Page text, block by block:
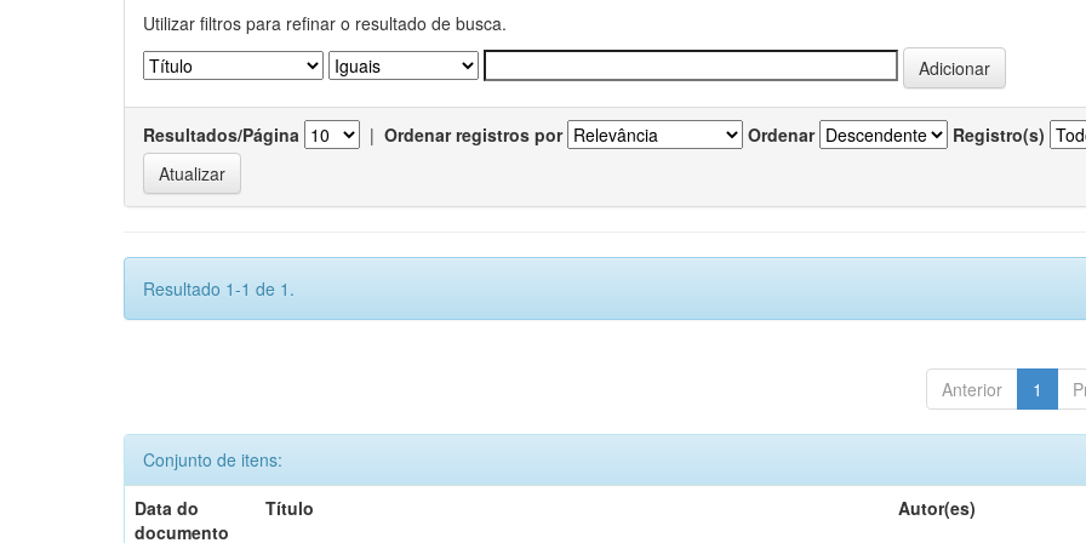
Utilizar filtros para refinar o resultado de busca.
Resultados/Página | Ordenar registros por Ordenar Registro(s)
Resultado 1-1 de 1.
Anterior 1
Conjunto de itens:
Data do
documento
Título Autor(es)